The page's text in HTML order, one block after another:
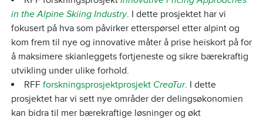
in the Alpine Skiing Industry. I dette prosjektet har vi
fokusert på hva som påvirker etterspørsel etter alpint og
kom frem til nye og innovative måter å prise heiskort på for
å maksimere skianleggets fortjeneste og sikre bærekraftig
utvikling under ulike forhold.
RFF forskningsprosjektprosjekt CreaTur. I dette
prosjektet har vi sett nye områder der delingsøkonomien
kan bidra til mer bærekraftige løsninger og økt